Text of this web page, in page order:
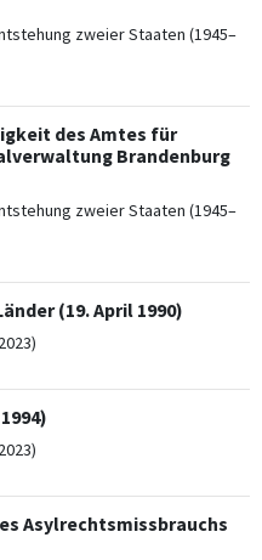
zweier Staaten (1945–
des Amtes für
Brandenburg
zweier Staaten (1945–
(19. April 1990)
Asylrechtsmissbrauchs